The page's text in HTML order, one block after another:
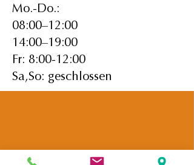
Mo.-Do.:
08:00–12:00
14:00–19:00
Fr: 8:00-12:00
Sa,So: geschlossen